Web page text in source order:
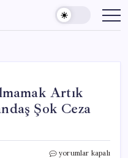
Artık
Şok Ceza
TÜİK
yorumlar kapalı